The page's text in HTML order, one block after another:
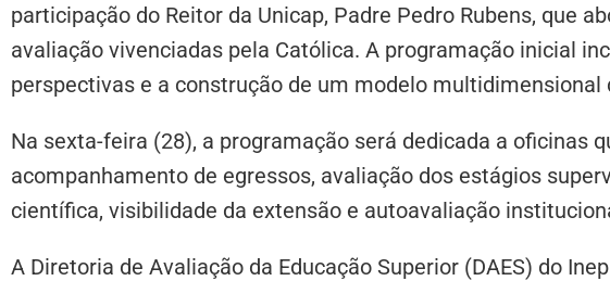
participação do Reitor da Unicap, Padre Pedro Rubens, que
avaliação vivenciadas pela Católica. A programação inicial
perspectivas e a construção de um modelo multidimensional
Na sexta-feira (28), a programação será dedicada a oficinas
acompanhamento de egressos, avaliação dos estágios
científica, visibilidade da extensão e autoavaliação
A Diretoria de Avaliação da Educação Superior (DAES) do